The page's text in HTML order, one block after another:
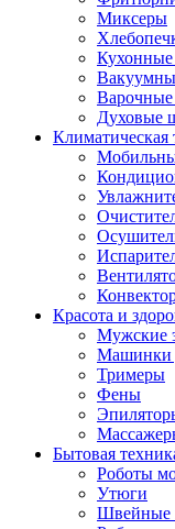
Миксеры
Варочные
Духовые
Климатическая
Красота и
Мужские
Машинки
Тримеры
Фены
Бытовая
Роботы
Утюги
Швейные